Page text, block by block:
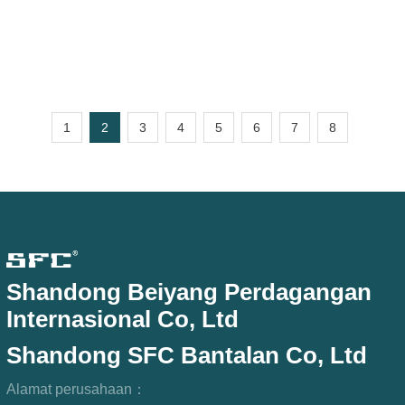
1 2 3 4 5 6 7 8
Shandong Beiyang Perdagangan
Internasional Co, Ltd
Shandong SFC Bantalan Co, Ltd
Alamat perusahaan：